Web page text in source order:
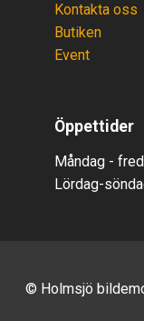
Kontakta oss
Butiken
Event
Öppettider
Måndag -
Lördag-
© Holmsjö